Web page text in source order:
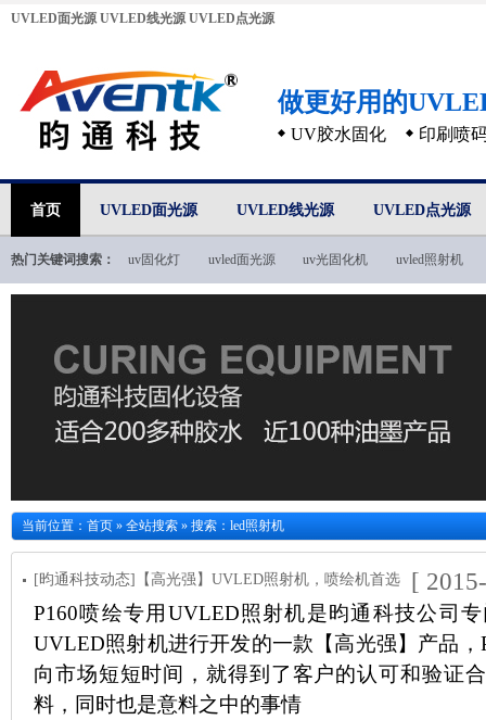
UVLED面光源 UVLED线光源 UVLED点光源
做更好用的
UV胶水固化 印刷喷
首页 UVLED面光源 UVLED线光源 UVLED点光源
uvled技术文档
热门关键词搜索： uv固化灯 uvled面光源 uv光固化机 uvled照射机
当前位置： 首页 » 全站搜索 » 搜索：led照射机
[昀通科技动态]【高光强】UVLED照射机，喷绘机首选 [
P160喷绘专用UVLED照射机是昀通科技公司
UVLED照射机进行开发的一款【高光强】产品
向市场短短时间，就得到了客户的认可和验证
料，同时也是意料之中的事情